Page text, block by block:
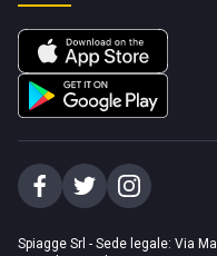
Spiagge Srl - Sede legale: Via